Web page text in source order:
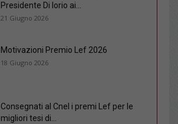
Presidente Di Iorio ai...
21 Giugno 2026
Motivazioni Premio Lef 2026
18 Giugno 2026
Consegnati al Cnel i premi Lef per le
migliori tesi di...